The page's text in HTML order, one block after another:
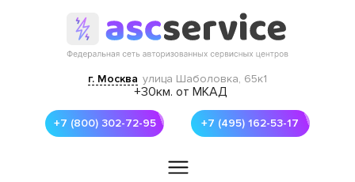
г. Москва улица Шаболовка, 65к1
+30км. от МКАД
+7 (800) 302-72-95 +7 (495) 162-53-17